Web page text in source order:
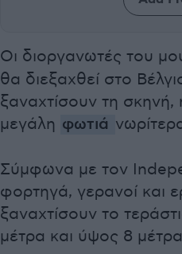
Οι διοργανωτές του
θα διεξαχθεί στο
ξαναχτίσουν τη
μεγάλη φωτιά
Σύμφωνα με τον
φορτηγά, γερανοί και
ξαναχτίσουν το
μέτρα και ύψος 8